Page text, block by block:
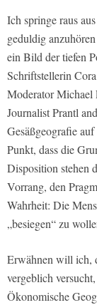
Ich springe raus
geduldig
ein Bild der tiefen
Schriftstellerin
Moderator Michael
Journalist Prantl
Gesäßgeografie
Punkt, dass die
Disposition stehen
Vorrang, den
Wahrheit: Die
„besiegen“ zu
Erwähnen will ich,
vergeblich
Ökonomische